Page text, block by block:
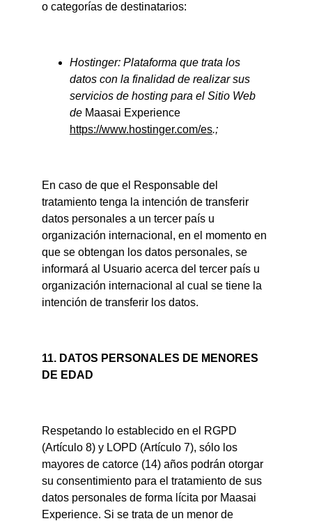
o categorías de destinatarios:
Hostinger: Plataforma que trata los
datos con la finalidad de realizar sus
servicios de hosting para el Sitio Web
de Maasai Experience
https://www.hostinger.com/es.;
En caso de que el Responsable del
tratamiento tenga la intención de transferir
datos personales a un tercer país u
organización internacional, en el momento en
que se obtengan los datos personales, se
informará al Usuario acerca del tercer país u
organización internacional al cual se tiene la
intención de transferir los datos.
11. DATOS PERSONALES DE MENORES
DE EDAD
Respetando lo establecido en el RGPD
(Artículo 8) y LOPD (Artículo 7), sólo los
mayores de catorce (14) años podrán otorgar
su consentimiento para el tratamiento de sus
datos personales de forma lícita por Maasai
Experience. Si se trata de un menor de